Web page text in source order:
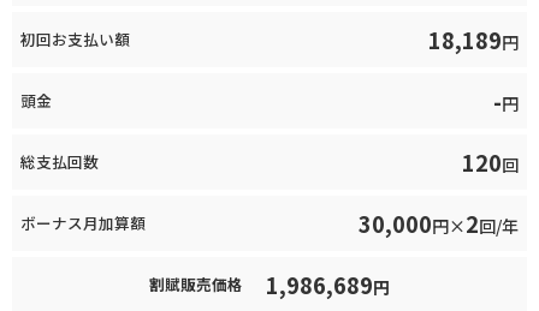
初回お支払い額 18,189円
頭金 -円
総支払回数 120回
ボーナス月加算額 30,000円×2回/年
割賦販売価格 1,986,689円